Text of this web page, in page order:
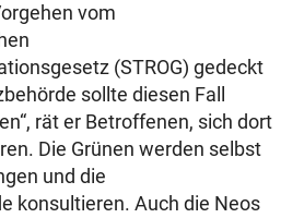
vom
(STROG) gedeckt
sollte diesen Fall
rät er Betroffenen, sich dort
Die Grünen werden selbst
und die
konsultieren. Auch die Neos